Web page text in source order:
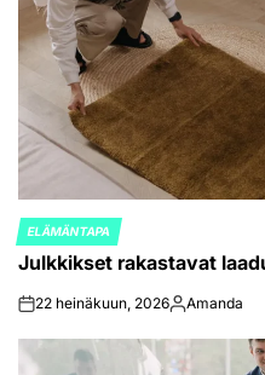
POSTED
IN
ELÄMÄNTAPA
Julkkikset rakastavat
on22 heinäkuun, 2026Posted
Amanda